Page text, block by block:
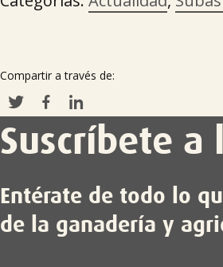
Compartir a través de:
Suscríbete
Entérate de todo lo
de la ganadería y